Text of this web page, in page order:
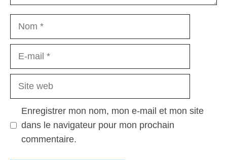
Nom
Site
Enregistrer mon nom, mon e-mail et mon site
dans le navigateur pour mon prochain
commentaire.